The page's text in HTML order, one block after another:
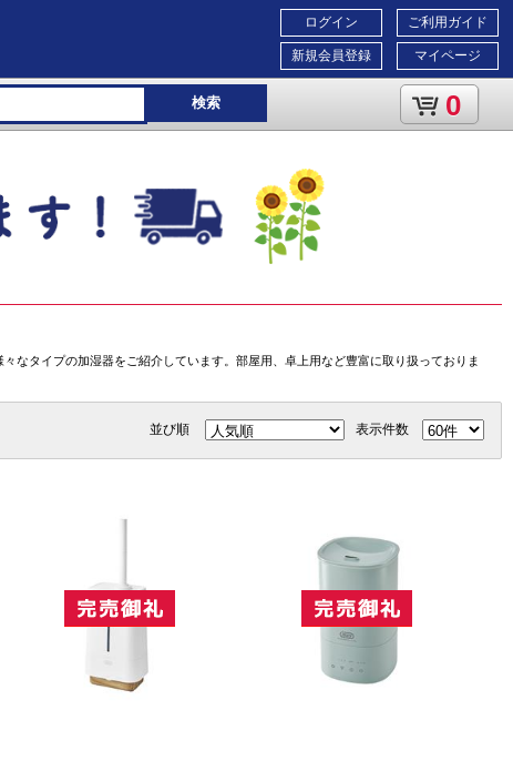
ご利用ガイド
マイページ
ログイン
新規会員登録
検索 0
なタイプの加湿器をご紹介しています。部屋用、卓上用など豊富に取り扱っておりま
並び順 表示件数